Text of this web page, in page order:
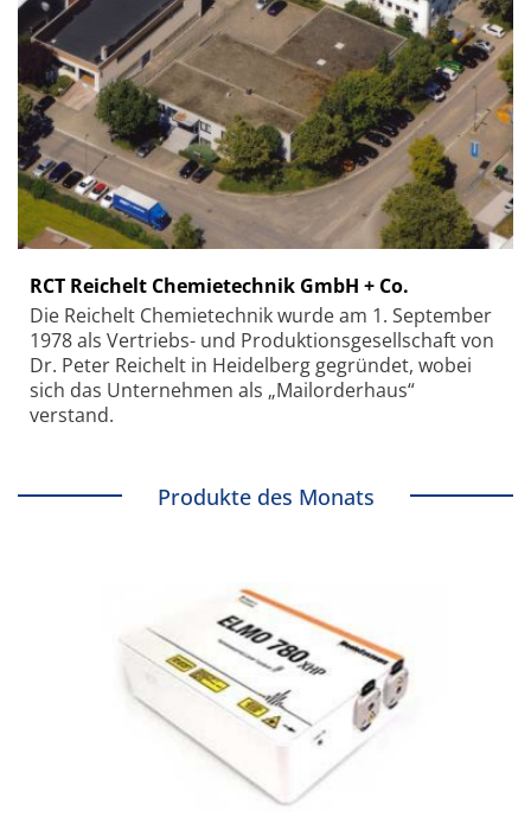
RCT Reichelt Chemietechnik GmbH + Co.
Die Reichelt Chemietechnik wurde am 1. September
1978 als Vertriebs- und Produktionsgesellschaft von
Dr. Peter Reichelt in Heidelberg gegründet, wobei
sich das Unternehmen als „Mailorderhaus“
verstand.
Produkte des Monats